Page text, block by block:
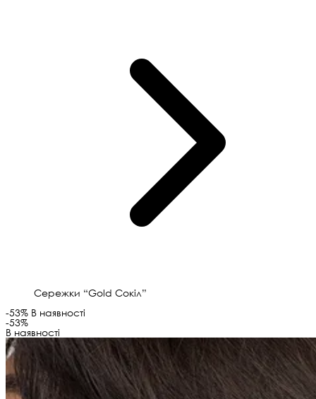
Сережки “Gold Сокіл”
-53% В наявності
-53%
В наявності